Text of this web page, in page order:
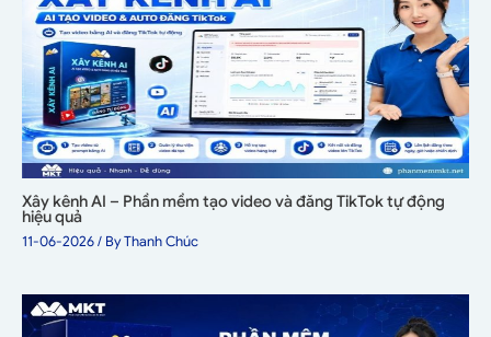
Xây kênh AI – Phần mềm tạo video và đăng TikTok tự động
hiệu quả
11-06-2026/ ByThanh Chúc